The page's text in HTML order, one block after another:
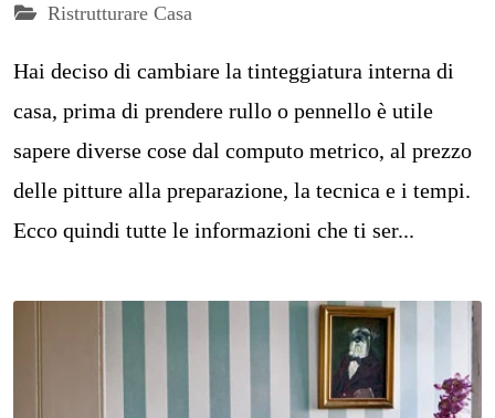
Ristrutturare Casa
Hai deciso di cambiare la tinteggiatura interna di
casa, prima di prendere rullo o pennello è utile
sapere diverse cose dal computo metrico, al prezzo
delle pitture alla preparazione, la tecnica e i tempi.
Ecco quindi tutte le informazioni che ti ser...